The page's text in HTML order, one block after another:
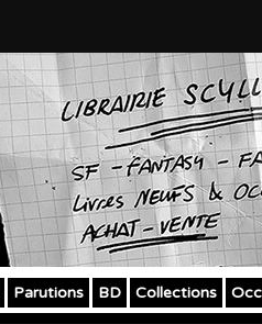
Parutions BD Collections